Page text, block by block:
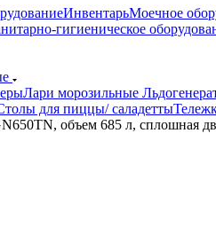
ИнвентарьМоечное
гигиеническое
Лари морозильные
для пиццы/ саладетты
объем 685 л, сплошная